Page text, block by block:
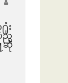
း
ည္​
ဆို